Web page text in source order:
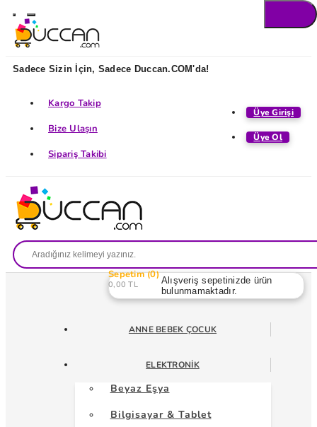
Sadece Sizin İçin, Sadece Duccan.COM'da!
Üye Girişi
Üye Ol
Kargo Takip
Bize Ulaşın
Sipariş Takibi
Sepetim 0
0,00 TL
Alışveriş sepetinizde ürün
bulunmamaktadır.
ANNE BEBEK ÇOCUK
ELEKTRONIK
Beyaz Eşya
Bilgisayar & Tablet